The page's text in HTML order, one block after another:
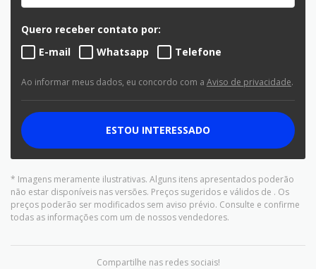
Quero receber contato por:
E-mail
Whatsapp Telefone
Ao informar meus dados, eu concordo com a Aviso de privacidade.
ESTOU INTERESSADO
* Imagens meramente ilustrativas. Alguns itens apresentados poderão
não estar disponíveis nas versões. Preços sugeridos e válidos de . Os
preços poderão ser modificados sem aviso prévio. Consulte e confirme
todas as informações com um de nossos vendedores.
Compartilhe nas redes sociais!